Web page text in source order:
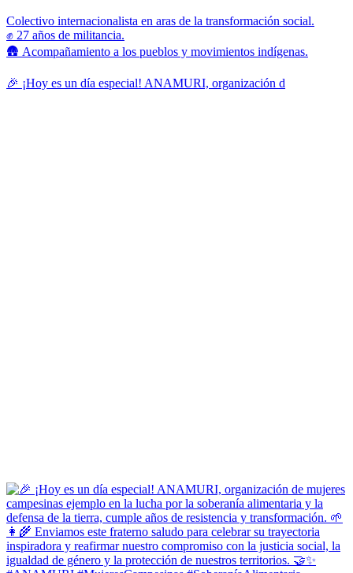
Colectivo internacionalista en aras de la transformación social.
✊ 27 años de militancia.
🛖 Acompañamiento a los pueblos y movimientos indígenas.
🎉 ¡Hoy es un día especial! ANAMURI, organización d